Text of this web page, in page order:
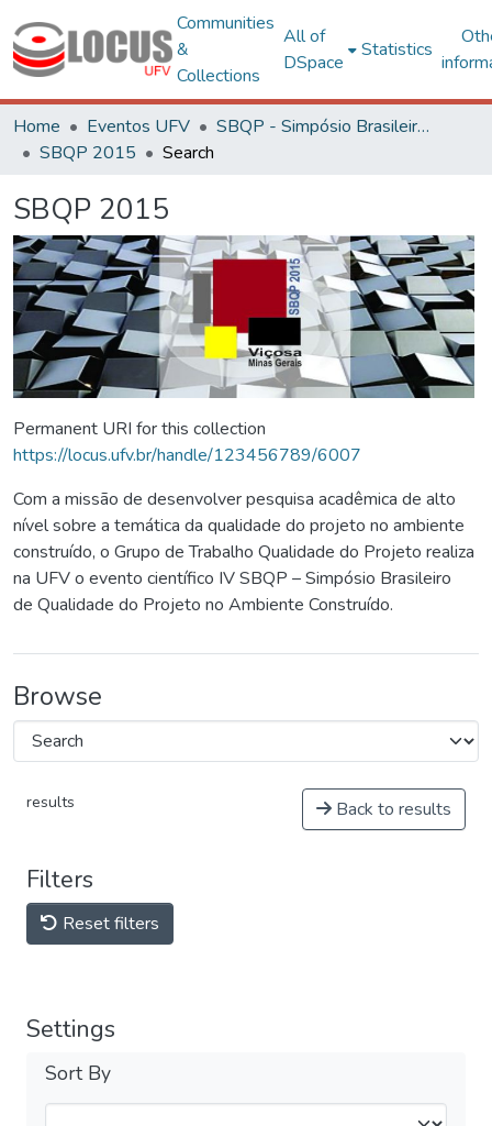
Communities
&
Collections
All of
DSpace
Statistics
Home Eventos UFV
SBQP - Simpósio Brasileiro de Qualidade do Projeto no Ambiente Construído
SBQP 2015
Search
SBQP 2015
Permanent URI for this collection
https://locus.ufv.br/handle/123456789/6007
Com a missão de desenvolver pesquisa acadêmica de alto
nível sobre a temática da qualidade do projeto no ambiente
construído, o Grupo de Trabalho Qualidade do Projeto realiza
na UFV o evento científico IV SBQP – Simpósio Brasileiro
de Qualidade do Projeto no Ambiente Construído.
Browse
results Back to results
Filters
Reset filters
Settings
Sort By